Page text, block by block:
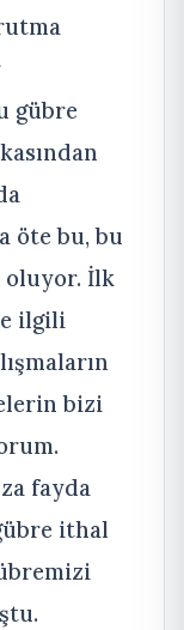
gübre
öte bu, bu
oluyor. İlk
ilgili
bizi
fayda
ithal